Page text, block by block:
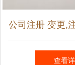
公司注册 变更,
各类资质许
查看